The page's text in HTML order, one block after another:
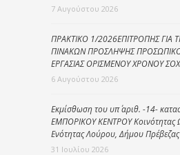
7 Αυγούστου 2026
ΠΡΑΚΤΙΚΟ 1/2026ΕΠΙΤΡΟΠΗΣ ΓΙΑ
ΠΙΝΑΚΩΝ ΠΡΟΣΛΗΨΗΣ
ΕΡΓΑΣΙΑΣ ΟΡΙΣΜΕΝΟΥ ΧΡΟΝΟΥ
6 Αυγούστου 2026
Εκμίσθωση του υπ΄ αριθ. -14-
ΕΜΠΟΡΙΚΟΥ ΚΕΝΤΡΟΥ
Ενότητας Λούρου, Δήμου
31 Ιουλίου 2026